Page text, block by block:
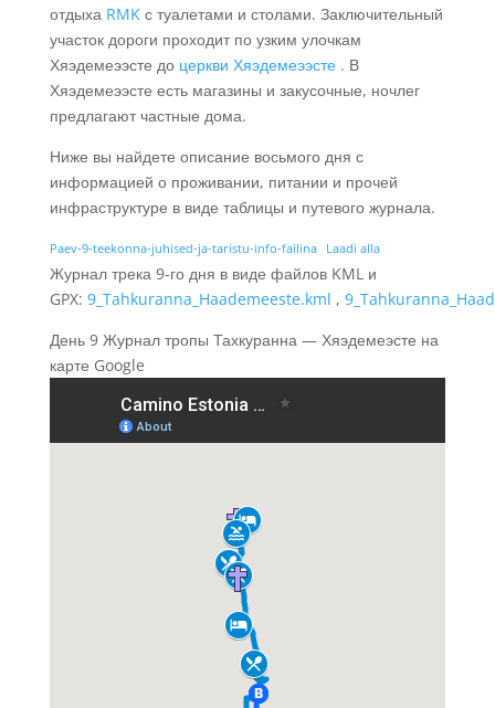
отдыха RMKс туалетами и столами. Заключительный
участок дороги проходит по узким улочкам
Хяэдемеээсте доцеркви Хяэдемеээсте . В
Хяэдемеээсте есть магазины и закусочные, ночлег
предлагают частные дома.
Ниже вы найдете описание восьмого дня с
информацией о проживании, питании и прочей
инфраструктуре в виде таблицы и путевого журнала.
Paev-9-teekonna-juhised-ja-taristu-info-failina Laadi alla
Журнал трека 9-го дня в виде файлов KML и
GPX: 9_Tahkuranna_Haademeeste.kml ,
День 9 Журнал тропы Тахкуранна — Хяэдемеэсте на
карте Google